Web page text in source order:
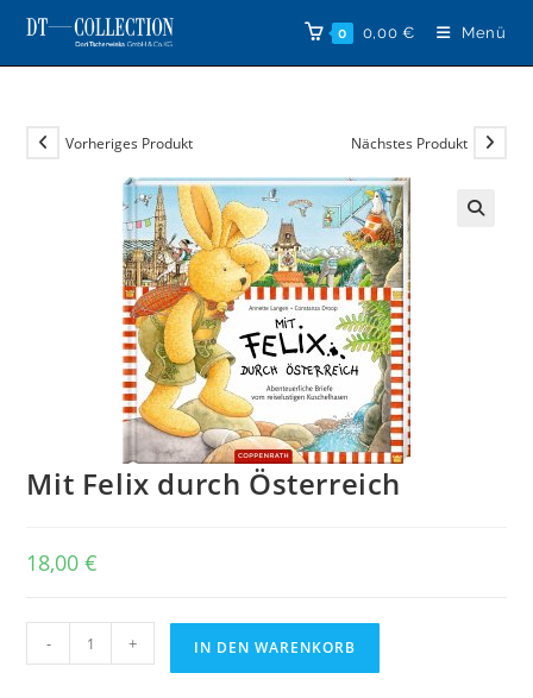
Zum
Inhalt
springen
0 0,00 € Menü
Vorheriges Produkt Nächstes Produkt
Mit Felix durch Österreich
18,00€
Felix
- + IN DEN WARENKORB